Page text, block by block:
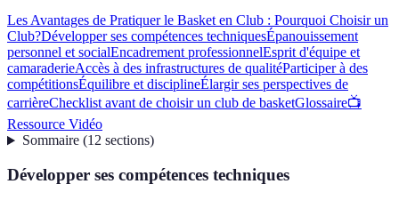
Les Avantages de Pratiquer le Basket en Club : Pourquoi Choisir un
Club?Développer ses compétences techniquesÉpanouissement
personnel et socialEncadrement professionnelEsprit d'équipe et
camaraderieAccès à des infrastructures de qualitéParticiper à des
compétitionsÉquilibre et disciplineÉlargir ses perspectives de
carrièreChecklist avant de choisir un club de basketGlossaire📺
Ressource Vidéo
Sommaire(12 sections)
Développer ses compétences techniques